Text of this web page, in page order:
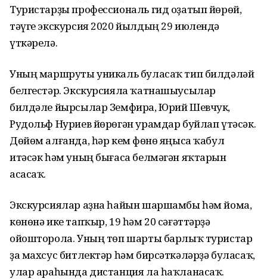
Туристарҙы профессиональ гид оҙатып йөрөй,
тәүге экскурсия 2020 йылдың 29 июлендә
үткәрелә.
Уның маршруты уникаль буласаҡ тип билдәләй
белгестәр. Экскурсияла ҡатнашыусылар
билдәле йырсылар Земфира, Юрий Шевчук,
Рудольф Нуриев йөрөгән урамдар буйлап үтәсәк.
Дөйөм алғанда, һәр кем Өфөнө яңыса ҡабул
итәсәк һәм уның бығаса белмәгән яҡтарын
асасаҡ.
Экскурсиялар аҙна һайын шаршамбы һәм йома,
көнөнә ике тапҡыр, 19 һәм 20 сәғәттәрҙә
ойошторола. Уның төп шарты барлыҡ туристар
ҙа махсус битлектәр һәм бирсәткәләрҙә буласаҡ,
улар араһында дистанция ла һаҡланасаҡ.